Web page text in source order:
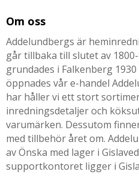
Om oss
Addelundbergs är
går tillbaka till slutet av
grundades i Falkenberg
öppnades vår e-handel
har håller vi ett stort
inredningsdetaljer och
varumärken. Dessutom
med tillbehör året om.
av Önska med lager i
supportkontoret ligger i